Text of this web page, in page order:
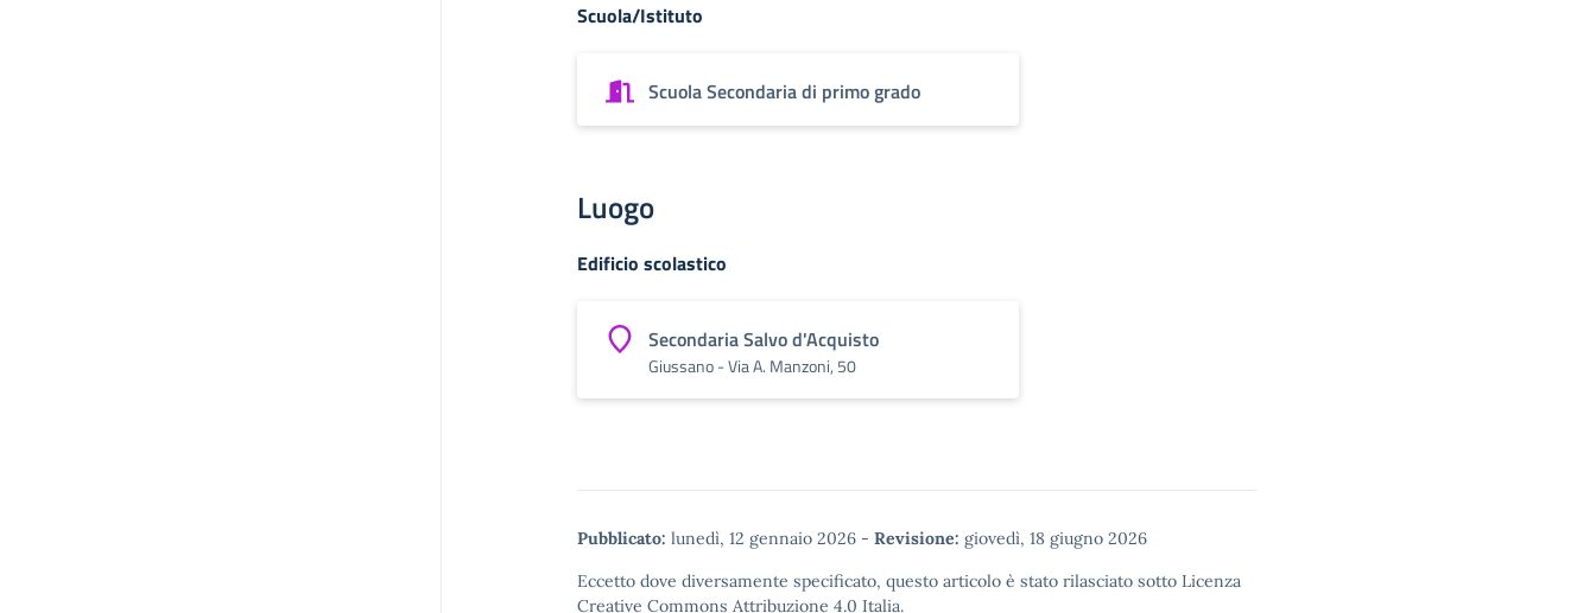
Scuola/Istituto
Scuola Secondaria di primo grado
Luogo
Edificio scolastico
Secondaria Salvo d'Acquisto
Giussano - Via A. Manzoni, 50
Pubblicato: lunedì, 12 gennaio 2026 - Revisione: giovedì, 18 giugno 2026
Eccetto dove diversamente specificato, questo articolo è stato rilasciato sotto Licenza
Creative Commons Attribuzione 4.0 Italia.